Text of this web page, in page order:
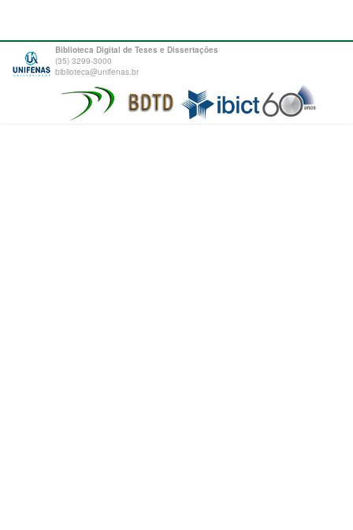
Biblioteca Digital de Teses e Dissertações
(35) 3299-3000
biblioteca@unifenas.br